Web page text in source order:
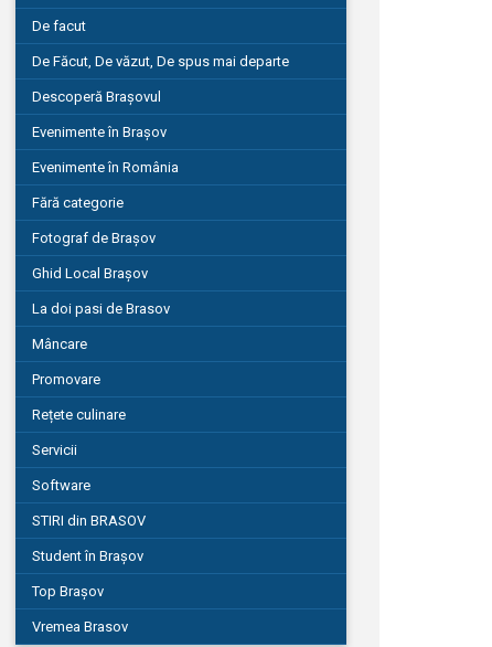
De facut
De Făcut, De văzut, De spus mai departe
Descoperă Brașovul
Evenimente în Brașov
Evenimente în România
Fără categorie
Fotograf de Brașov
Ghid Local Brașov
La doi pasi de Brasov
Mâncare
Promovare
Rețete culinare
Servicii
Software
STIRI din BRASOV
Student în Brașov
Top Brașov
Vremea Brasov